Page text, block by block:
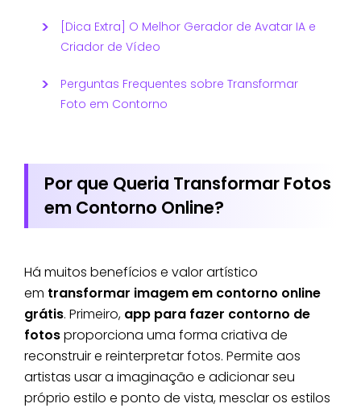
[Dica Extra] O Melhor Gerador de Avatar IA e
Criador de Vídeo
Perguntas Frequentes sobre Transformar
Foto em Contorno
Por que Queria Transformar Fotos
em Contorno Online?
Há muitos benefícios e valor artístico
em transformar imagem em contorno online
grátis. Primeiro, app para fazer contorno de
fotosproporciona uma forma criativa de
reconstruir e reinterpretar fotos. Permite aos
artistas usar a imaginação e adicionar seu
próprio estilo e ponto de vista, mesclar os estilos